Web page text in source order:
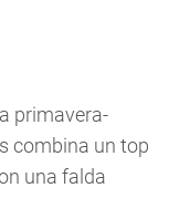
primavera-
combina un top
una falda